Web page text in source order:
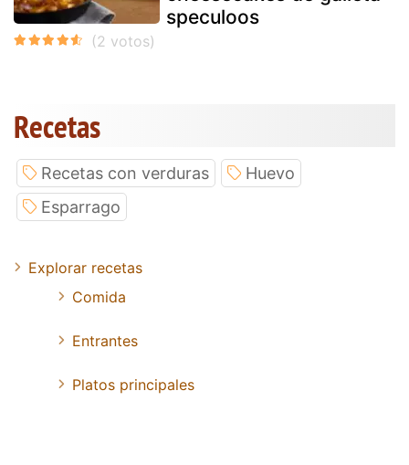
speculoos
Recetas
Recetas con verduras
Huevo
Esparrago
Explorar recetas
Comida
Entrantes
Platos principales